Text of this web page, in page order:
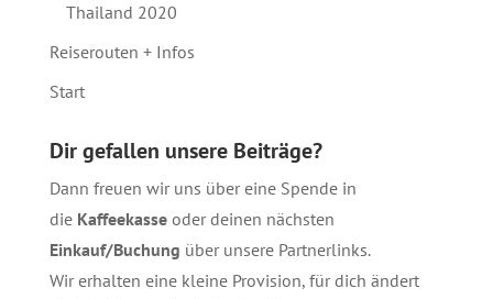
Thailand 2020
Reiserouten + Infos
Start
Dir gefallen unsere Beiträge?
Dann freuen wir uns über eine Spende in
die Kaffeekasseoder deinen nächsten
Einkauf/Buchung über unsere Partnerlinks.
Wir erhalten eine kleine Provision, für dich ändert